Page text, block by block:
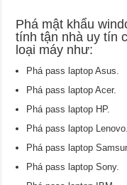
Phá mật khẩu
tính tận nhà uy tín
loại máy như:
Phá pass laptop Asus.
Phá pass laptop Acer.
Phá pass laptop HP.
Phá pass laptop Lenovo.
Phá pass laptop
Phá pass laptop Sony.